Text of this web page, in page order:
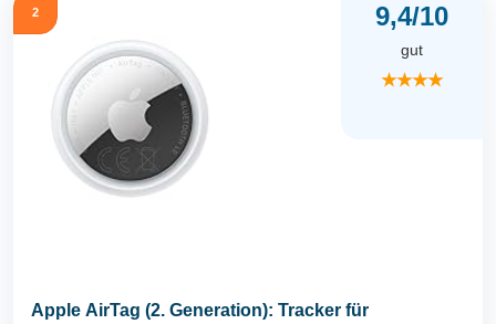
2 9,4/10
gut
★★★★
Apple AirTag (2. Generation): Tracker für